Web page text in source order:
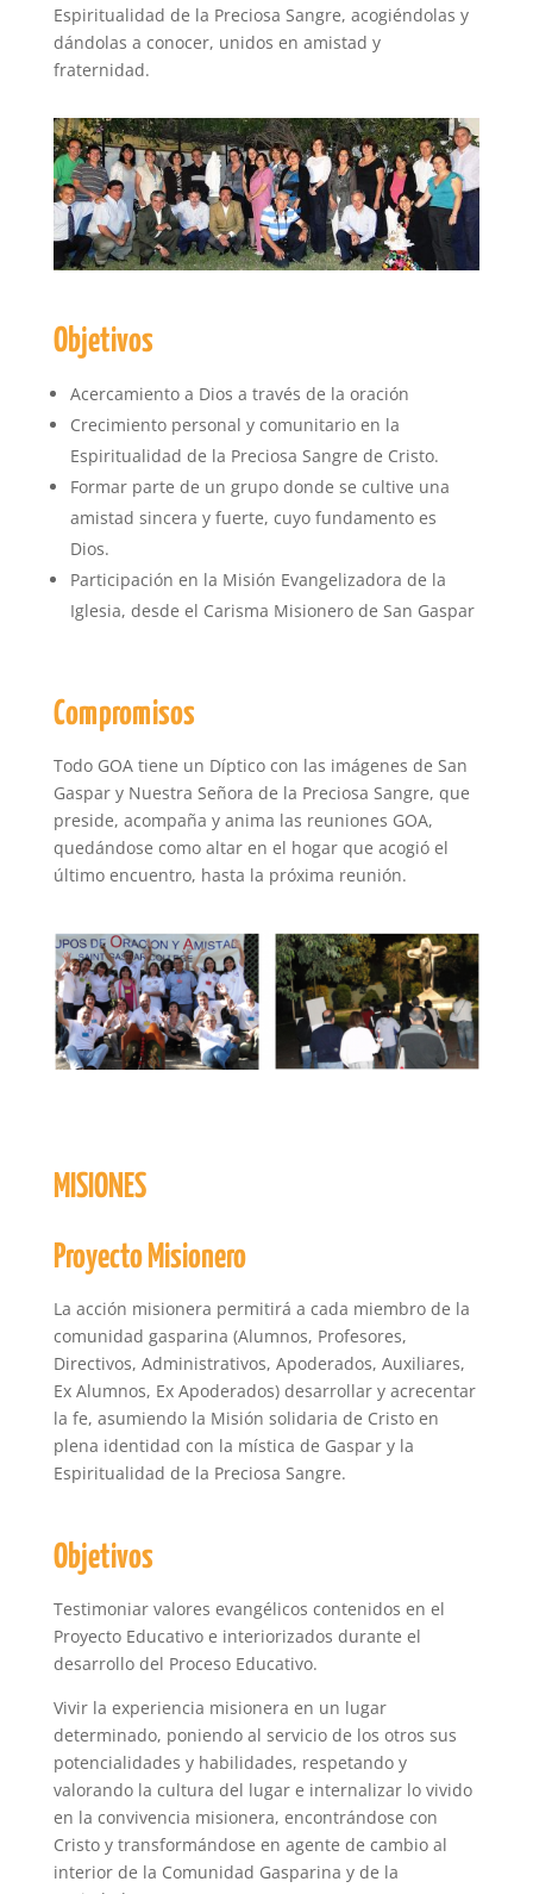
Espiritualidad de la Preciosa Sangre, acogiéndolas y
dándolas a conocer, unidos en amistad y
fraternidad.
Objetivos
Acercamiento a Dios a través de la oración
Crecimiento personal y comunitario en la
Espiritualidad de la Preciosa Sangre de Cristo.
Formar parte de un grupo donde se cultive una
amistad sincera y fuerte, cuyo fundamento es
Dios.
Participación en la Misión Evangelizadora de la
Iglesia, desde el Carisma Misionero de San Gaspar
Compromisos
Todo GOA tiene un Díptico con las imágenes de San
Gaspar y Nuestra Señora de la Preciosa Sangre, que
preside, acompaña y anima las reuniones GOA,
quedándose como altar en el hogar que acogió el
último encuentro, hasta la próxima reunión.
MISIONES
Proyecto Misionero
La acción misionera permitirá a cada miembro de la
comunidad gasparina (Alumnos, Profesores,
Directivos, Administrativos, Apoderados, Auxiliares,
Ex Alumnos, Ex Apoderados) desarrollar y acrecentar
la fe, asumiendo la Misión solidaria de Cristo en
plena identidad con la mística de Gaspar y la
Espiritualidad de la Preciosa Sangre.
Objetivos
Testimoniar valores evangélicos contenidos en el
Proyecto Educativo e interiorizados durante el
desarrollo del Proceso Educativo.
Vivir la experiencia misionera en un lugar
determinado, poniendo al servicio de los otros sus
potencialidades y habilidades, respetando y
valorando la cultura del lugar e internalizar lo vivido
en la convivencia misionera, encontrándose con
Cristo y transformándose en agente de cambio al
interior de la Comunidad Gasparina y de la